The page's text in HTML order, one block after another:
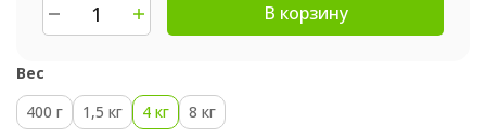
В корзину
Вес
400 г
1,5 кг 4 кг 8 кг